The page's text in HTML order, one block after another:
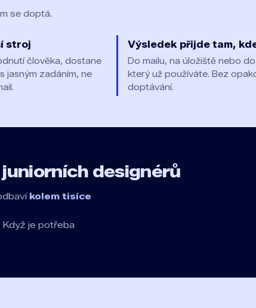
se doptá.
stroj
člověka, dostane
jasným zadáním, ne
Výsledek přijde tam,
Do mailu, na úložiště nebo
který už používáte. Bez
doptávání.
designérů
kolem tisíce
Když je potřeba